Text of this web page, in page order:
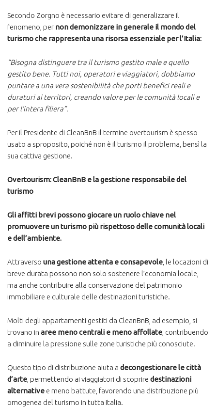
Secondo Zorgno è necessario evitare di generalizzare il
fenomeno, per non demonizzare in generale il mondo del
turismo che rappresenta una risorsa essenziale per l’Italia:
“Bisogna distinguere tra il turismo gestito male e quello
gestito bene. Tutti noi, operatori e viaggiatori, dobbiamo
puntare a una vera sostenibilità che porti benefici reali e
duraturi ai territori, creando valore per le comunità locali e
per l’intera filiera”.
Per il Presidente di CleanBnB il termine overtourism è spesso
usato a sproposito, poiché non è il turismo il problema, bensì la
sua cattiva gestione​.
Overtourism: CleanBnB e la gestione responsabile del
turismo
Gli affitti brevi possono giocare un ruolo chiave nel
promuovere un turismo più rispettoso delle comunità locali
e dell’ambiente.
Attraverso una gestione attenta e consapevole , le locazioni di
breve durata possono non solo sostenere l’economia locale,
ma anche contribuire alla conservazione del patrimonio
immobiliare e culturale delle destinazioni turistiche.
Molti degli appartamenti gestiti da CleanBnB, ad esempio, si
trovano in aree meno centrali e meno affollate , contribuendo
a diminuire la pressione sulle zone turistiche più conosciute.
Questo tipo di distribuzione aiuta a decongestionare le città
d’arte , permettendo ai viaggiatori di scoprire destinazioni
alternative e meno battute, favorendo una distribuzione più
omogenea del turismo in tutta Italia​.